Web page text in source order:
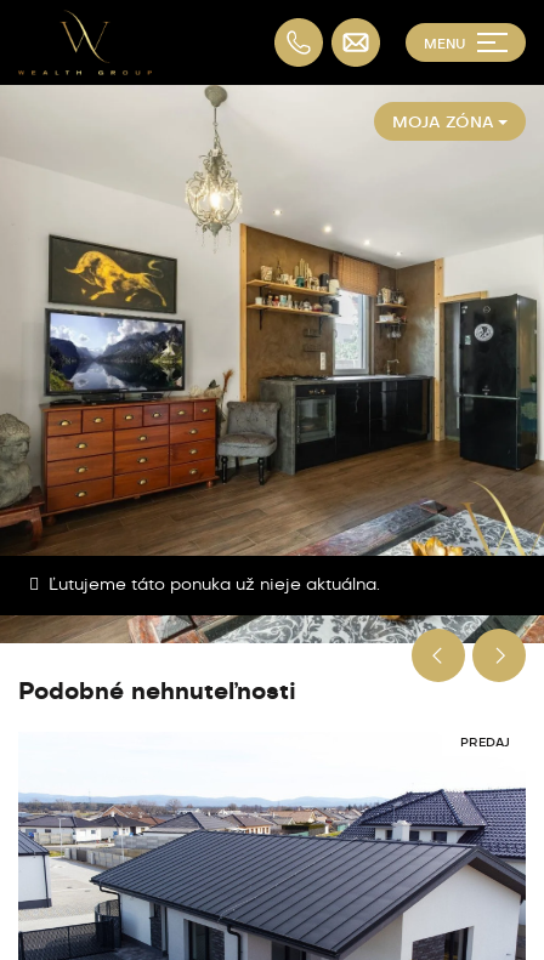
MOJA ZÓNA
MENU
Ľutujeme táto ponuka už nieje aktuálna.
Podobné nehnuteľnosti
PREDAJ